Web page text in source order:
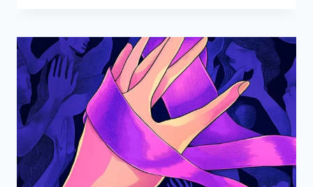
RECHAZARSE
UNA
RECLAMACIÓN
Y
CÓMO
PROTEGER
EL
INTERÉS
DEL